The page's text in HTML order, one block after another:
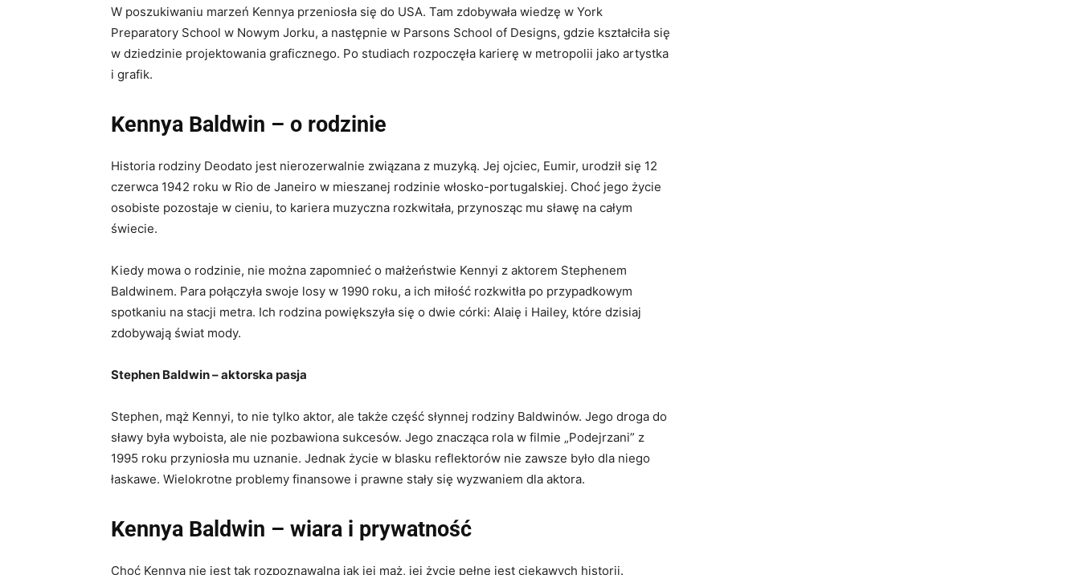
W poszukiwaniu marzeń Kennya przeniosła się do USA. Tam zdobywała wiedzę w York
Preparatory School w Nowym Jorku, a następnie w Parsons School of Designs, gdzie kształciła się
w dziedzinie projektowania graficznego. Po studiach rozpoczęła karierę w metropolii jako artystka
i grafik.
Kennya Baldwin – o rodzinie
Historia rodziny Deodato jest nierozerwalnie związana z muzyką. Jej ojciec, Eumir, urodził się 12
czerwca 1942 roku w Rio de Janeiro w mieszanej rodzinie włosko-portugalskiej. Choć jego życie
osobiste pozostaje w cieniu, to kariera muzyczna rozkwitała, przynosząc mu sławę na całym
świecie.
Kiedy mowa o rodzinie, nie można zapomnieć o małżeństwie Kennyi z aktorem Stephenem
Baldwinem. Para połączyła swoje losy w 1990 roku, a ich miłość rozkwitła po przypadkowym
spotkaniu na stacji metra. Ich rodzina powiększyła się o dwie córki: Alaię i Hailey, które dzisiaj
zdobywają świat mody.
Stephen Baldwin – aktorska pasja
Stephen, mąż Kennyi, to nie tylko aktor, ale także część słynnej rodziny Baldwinów. Jego droga do
sławy była wyboista, ale nie pozbawiona sukcesów. Jego znacząca rola w filmie „Podejrzani” z
1995 roku przyniosła mu uznanie. Jednak życie w blasku reflektorów nie zawsze było dla niego
łaskawe. Wielokrotne problemy finansowe i prawne stały się wyzwaniem dla aktora.
Kennya Baldwin – wiara i prywatność
Choć Kennya nie jest tak rozpoznawalna jak jej mąż, jej życie pełne jest ciekawych historii.